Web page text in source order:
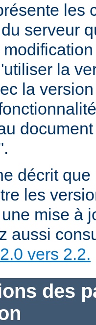
les
serveur
la
la
décrit
les
mise à
aussi
vers 2.2.
des